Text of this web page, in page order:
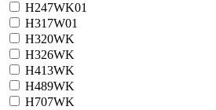
H247WK01
H317W01
H320WK
H326WK
H413WK
H489WK
H707WK